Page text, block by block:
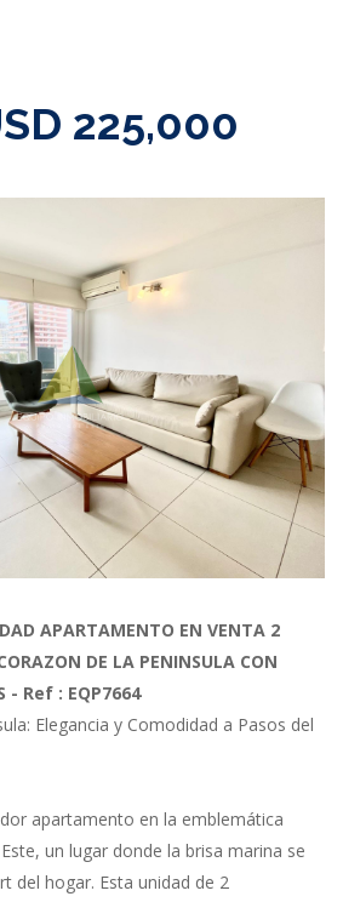
225,000
APARTAMENTO EN VENTA 2
DE LA PENINSULA CON
- Ref : EQP7664
Elegancia y Comodidad a Pasos del
apartamento en la emblemática
un lugar donde la brisa marina se
del hogar. Esta unidad de 2